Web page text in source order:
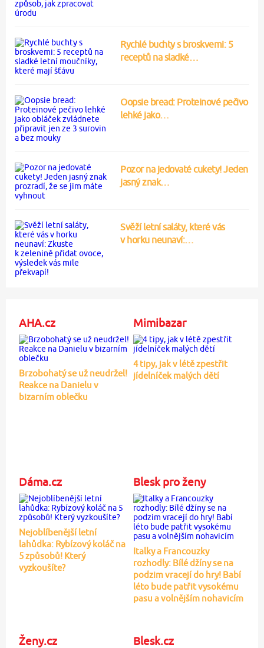
Rychlé buchty s broskvemi: 5
receptů na sladké…
Oopsie bread: Proteinové pečivo
lehké jako…
Pozor na jedovaté cukety! Jeden
jasný znak…
Svěží letní saláty, které vás
v horku neunaví:…
AHA.cz
Brzobohatý se už neudržel!
Reakce na Danielu v
bizarním oblečku
Mimibazar
4 tipy, jak v létě zpestřit
jídelníček malých dětí
Dáma.cz
Nejoblíbenější letní
lahůdka: Rybízový koláč na
5 způsobů! Který
vyzkoušíte?
Blesk pro ženy
Italky a Francouzky
rozhodly: Bílé džíny se na
podzim vracejí do hry! Babí
léto bude patřit vysokému
pasu a volnějším nohavicím
Ženy.cz Blesk.cz